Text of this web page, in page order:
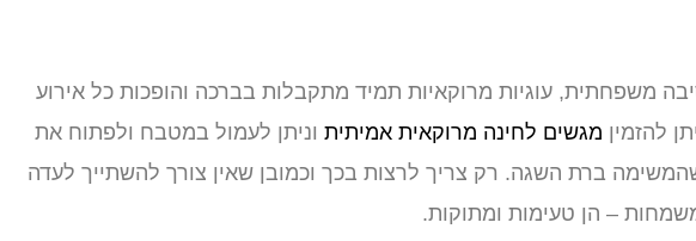
משפחתית, עוגיות מרוקאיות תמיד מתקבלות בברכה והופכות כל אירוע
להזמין מגשים לחינה מרוקאית אמיתית וניתן לעמול במטבח ולפתוח את
ברת השגה. רק צריך לרצות בכך וכמובן שאין צורך להשתייך לעדה
– הן טעימות ומתוקות.